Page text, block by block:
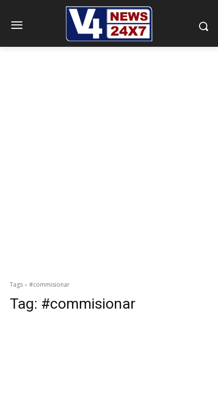
Tags #commisionar
Tag: #commisionar